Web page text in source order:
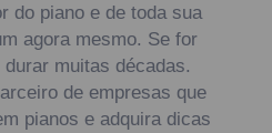
do piano e de toda sua
agora mesmo. Se for
muitas décadas.
de empresas que
pianos e adquira dicas